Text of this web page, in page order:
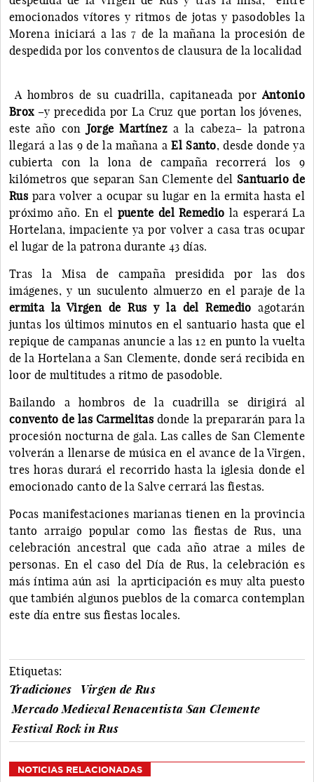
emocionados vítores y ritmos de jotas y pasodobles la
Morena iniciará a las 7 de la mañana la procesión de
despedida por los conventos de clausura de la localidad
A hombros de su cuadrilla, capitaneada por Antonio
Brox–y precedida por La Cruz que portan los jóvenes,
este año con Jorge Martínez a la cabeza– la patrona
llegará a las 9 de la mañana aEl Santo, desde donde ya
cubierta con la lona de campaña recorrerá los 9
kilómetros que separan San Clemente del Santuario de
Ruspara volver a ocupar su lugar en la ermita hasta el
próximo año. En el puente del Remedio la esperará La
Hortelana, impaciente ya por volver a casa tras ocupar
el lugar de la patrona durante 43 días.
Tras la Misa de campaña presidida por las dos
imágenes, y un suculento almuerzo en el paraje de la
ermita la Virgen de Rus y la del Remedio agotarán
juntas los últimos minutos en el santuario hasta que el
repique de campanas anuncie a las 12 en punto la vuelta
de la Hortelana a San Clemente, donde será recibida en
loor de multitudes a ritmo de pasodoble.
Bailando a hombros de la cuadrilla se dirigirá al
convento de las Carmelitas donde la prepararán para la
procesión nocturna de gala. Las calles de San Clemente
volverán a llenarse de música en el avance de la Virgen,
tres horas durará el recorrido hasta la iglesia donde el
emocionado canto de la Salve cerrará las fiestas.
Pocas manifestaciones marianas tienen en la provincia
tanto arraigo popular como las fiestas de Rus, una
celebración ancestral que cada año atrae a miles de
personas. En el caso del Día de Rus, la celebración es
más íntima aún asi la aprticipación es muy alta puesto
que también algunos pueblos de la comarca contemplan
este día entre sus fiestas locales.
Etiquetas:
Tradiciones
Virgen de Rus
Mercado Medieval Renacentista San Clemente
Festival Rock in Rus
NOTICIAS RELACIONADAS